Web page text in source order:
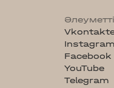
Instagram
Facebook
YouTube
Telegram